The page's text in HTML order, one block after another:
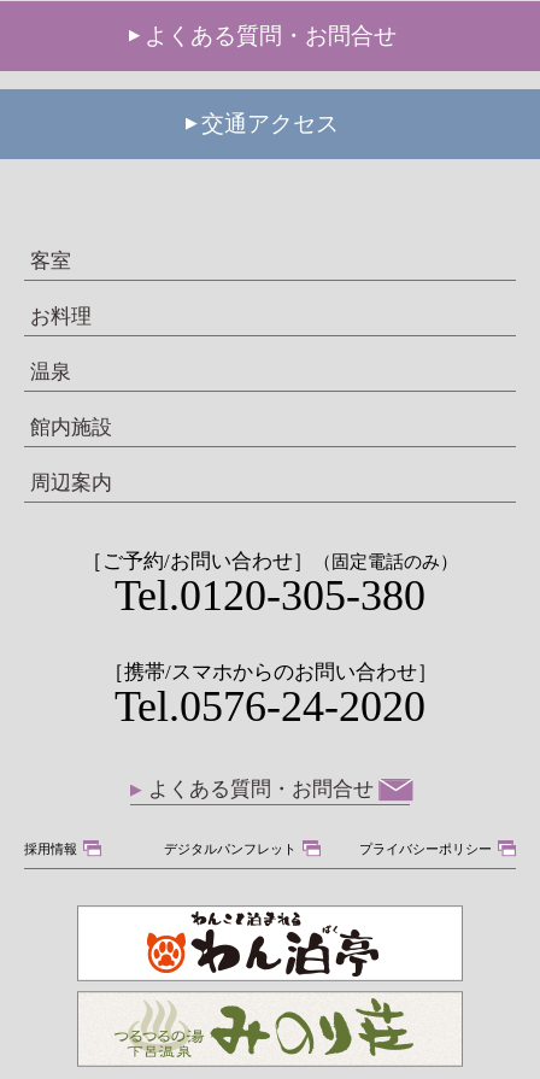
よくある質問・お問合せ
交通アクセス
客室
お料理
温泉
館内施設
周辺案内
［ご予約/お問い合わせ］ （固定電話のみ）
Tel.0120-305-380
［携帯/スマホからのお問い合わせ］
Tel.0576-24-2020
よくある質問・お問合せ
採用情報 デジタルパンフレット プライバシーポリシー